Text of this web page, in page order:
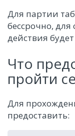
Для партии
бессрочно, для
действия
Что
пройти
Для
предоставить: